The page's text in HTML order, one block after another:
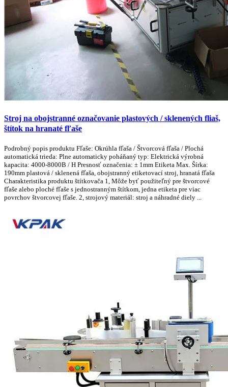
Stroj na obojstranné označovanie plastových / sklenených fliaš,
štítok na hranaté fľaše
Podrobný popis produktu Fľaše: Okrúhla fľaša / Štvorcová fľaša / Plochá
automatická trieda: Plne automaticky poháňaný typ: Elektrická výrobná
kapacita: 4000-8000B / H Presnosť označenia: ± 1mm Etiketa Max. Šírka:
190mm plastová / sklenená fľaša, obojstranný etiketovací stroj, hranatá fľaša
Charakteristika produktu štítkovača 1, Môže byť použiteľný pre štvorcové
fľaše alebo ploché fľaše s jednostranným štítkom, jedna etiketa pre viac
povrchov štvorcovej fľaše. 2, strojový materiál: stroj a náhradné diely ...